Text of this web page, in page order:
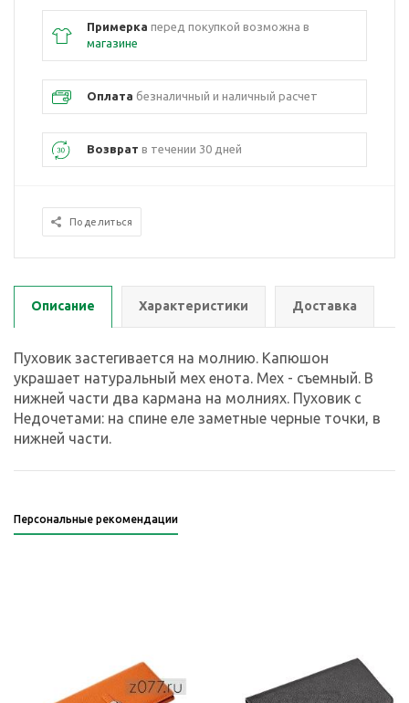
Примерка перед покупкой возможна в
магазине
Оплата безналичный и наличный расчет
Возврат в течении 30 дней
Поделиться
Описание Характеристики Доставка
Пуховик застегивается на молнию. Капюшон
украшает натуральный мех енота. Мех - съемный. В
нижней части два кармана на молниях. Пуховик с
Недочетами: на спине еле заметные черные точки, в
нижней части.
Персональные рекомендации